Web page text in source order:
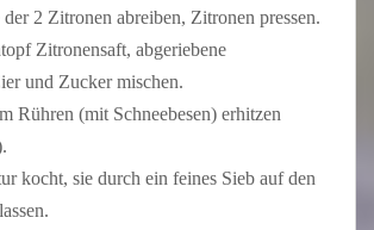
2 Zitronen abreiben, Zitronen pressen.
Zitronensaft, abgeriebene
und Zucker mischen.
Rühren (mit Schneebesen) erhitzen
kocht, sie durch ein feines Sieb auf den